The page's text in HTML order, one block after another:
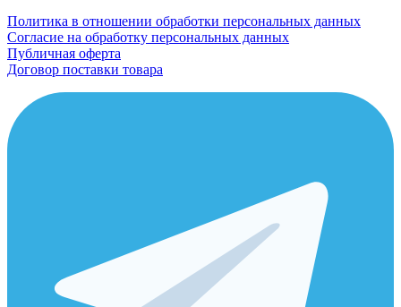
Политика в отношении обработки персональных данных
Согласие на обработку персональных данных
Публичная оферта
Договор поставки товара